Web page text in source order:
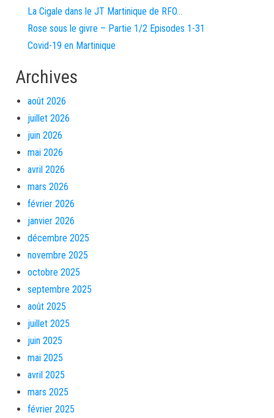
La Cigale dans le JT Martinique de RFO…
Rose sous le givre – Partie 1/2 Episodes 1-31
Covid-19 en Martinique
Archives
août 2026
juillet 2026
juin 2026
mai 2026
avril 2026
mars 2026
février 2026
janvier 2026
décembre 2025
novembre 2025
octobre 2025
septembre 2025
août 2025
juillet 2025
juin 2025
mai 2025
avril 2025
mars 2025
février 2025